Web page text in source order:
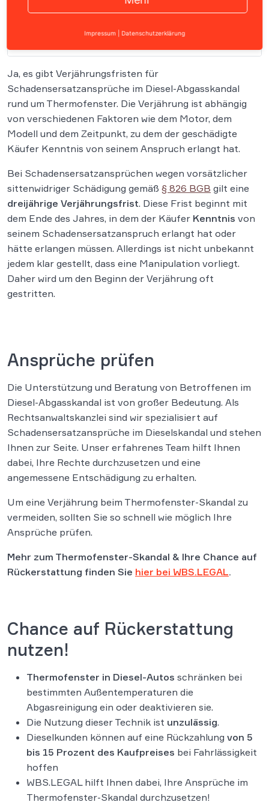
Ja, es gibt Verjährungsfristen für
Schadensersatzansprüche im Diesel-Abgasskandal
rund um Thermofenster. Die Verjährung ist abhängig
von verschiedenen Faktoren wie dem Motor, dem
Modell und dem Zeitpunkt, zu dem der geschädigte
Käufer Kenntnis von seinem Anspruch erlangt hat.
Bei Schadensersatzansprüchen wegen vorsätzlicher
sittenwidriger Schädigung gemäß § 826 BGB gilt eine
dreijährige Verjährungsfrist. Diese Frist beginnt mit
dem Ende des Jahres, in dem der Käufer Kenntnis von
seinem Schadensersatzanspruch erlangt hat oder
hätte erlangen müssen. Allerdings ist nicht unbekannt
jedem klar gestellt, dass eine Manipulation vorliegt.
Daher wird um den Beginn der Verjährung oft
gestritten.
Ansprüche prüfen
Die Unterstützung und Beratung von Betroffenen im
Diesel-Abgasskandal ist von großer Bedeutung. Als
Rechtsanwaltskanzlei sind wir spezialisiert auf
Schadensersatzansprüche im Dieselskandal und stehen
Ihnen zur Seite. Unser erfahrenes Team hilft Ihnen
dabei, Ihre Rechte durchzusetzen und eine
angemessene Entschädigung zu erhalten.
Um eine Verjährung beim Thermofenster-Skandal zu
vermeiden, sollten Sie so schnell wie möglich Ihre
Ansprüche prüfen.
Mehr zum Thermofenster-Skandal & Ihre Chance auf
Rückerstattung finden Sie hier bei WBS.LEGAL.
Chance auf Rückerstattung
nutzen!
Thermofenster in Diesel-Autos schränken bei
bestimmten Außentemperaturen die
Abgasreinigung ein oder deaktivieren sie.
Die Nutzung dieser Technik ist unzulässig.
Die­sel­kunden können auf eine Rückzahlung von 5
bis 15 Pro­zent des Kauf­p­reises bei Fahr­läs­sig­keit
hoffen
WBS.LEGAL hilft Ihnen dabei, Ihre Ansprüche im
Thermofenster-Skandal durchzusetzen!
Impressum Datenschutzerklärung